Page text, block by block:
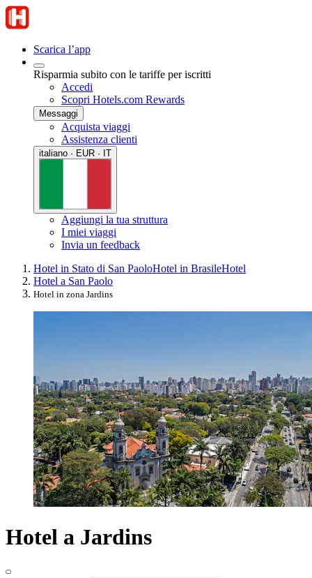
Scarica l’app
Risparmia subito con le tariffe per iscritti
Accedi
Scopri Hotels.com Rewards
Messaggi
Acquista viaggi
Assistenza clienti
italiano · EUR · IT
Aggiungi la tua struttura
I miei viaggi
Invia un feedback
Hotel in Stato di San PaoloHotel in BrasileHotel
Hotel a San Paolo
Hotel in zona Jardins
Hotel a Jardins